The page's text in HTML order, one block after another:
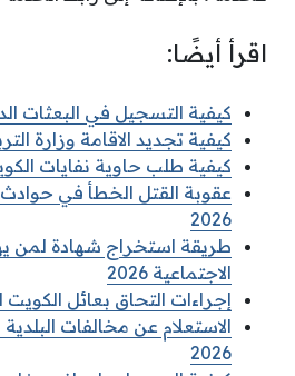
اقرأ أيضًا:
كيفية التسجيل في البعثات
كيفية تجديد الاقامة وزارة
كيفية طلب حاوية نفايات الكويت
عقوبة القتل الخطأ في
2026
طريقة استخراج شهادة لمن
الاجتماعية 2026
إجراءات التحاق بعائل الكويت
الاستعلام عن مخالفات
2026